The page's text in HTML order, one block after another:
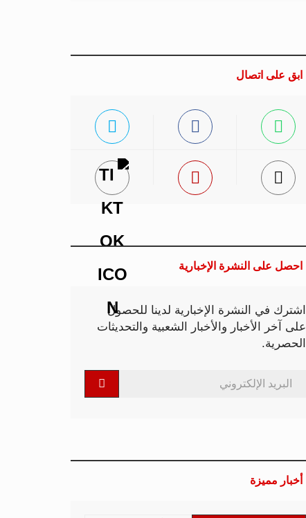
ابق على اتصال
احصل على النشرة الإخبارية
اشترك في النشرة الإخبارية لدينا للحصول
على آخر الأخبار والأخبار الشعبية والتحديثات
الحصرية.
أخبار مميزة